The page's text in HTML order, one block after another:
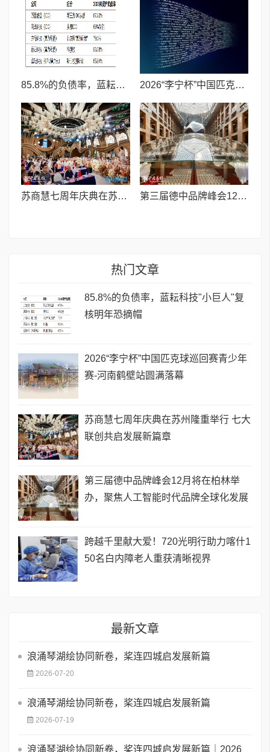
85.8%的负债率，蓝耘科技"小巨人"复核明年恐摘帽 2026“李宁杯”中国匹克球巡回赛青少年赛-河南鹤壁站圆满落幕
苏商慧七周年庆典在苏州隆重举行 七大联创共启发展新篇章 第三届德中品牌峰会12月将在柏林举办，聚焦人工智能时代品牌全球化发展
热门文章
85.8%的负债率，蓝耘科技"小巨人"复
核明年恐摘帽
2026“李宁杯”中国匹克球巡回赛青少年
赛-河南鹤壁站圆满落幕
苏商慧七周年庆典在苏州隆重举行 七大
联创共启发展新篇章
第三届德中品牌峰会12月将在柏林举
办，聚焦人工智能时代品牌全球化发展
跨越千里献大爱！720光明行助力喀什1
50名白内障老人重获清晰视界
最新文章
浪涌琴湖绘协同新卷，桨连四城启发展新篇
2026-07-20
浪涌琴湖绘协同新卷，桨连四城启发展新篇
2026-07-19
浪涌琴湖绘协同新卷，桨连四城启发展新篇｜2026